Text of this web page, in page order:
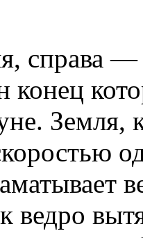
справа
конец
Земля,
ведро